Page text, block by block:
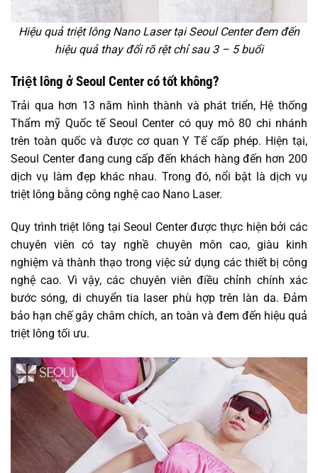
Hiệu quả triệt lông Nano Laser tại Seoul Center đem đến
hiệu quả thay đổi rõ rệt chỉ sau 3 – 5 buổi
Triệt lông ở Seoul Center có tốt không?
Trải qua hơn 13 năm hình thành và phát triển, Hệ thống
Thẩm mỹ Quốc tế Seoul Center có quy mô 80 chi nhánh
trên toàn quốc và được cơ quan Y Tế cấp phép. Hiện tại,
Seoul Center đang cung cấp đến khách hàng đến hơn 200
dịch vụ làm đẹp khác nhau. Trong đó, nổi bật là dịch vụ
triệt lông bằng công nghệ cao Nano Laser.
Quy trình triệt lông tại Seoul Center được thực hiện bởi các
chuyên viên có tay nghề chuyên môn cao, giàu kinh
nghiệm và thành thạo trong việc sử dụng các thiết bị công
nghệ cao. Vì vậy, các chuyên viên điều chỉnh chính xác
bước sóng, di chuyển tia laser phù hợp trên làn da. Đảm
bảo hạn chế gây châm chích, an toàn và đem đến hiệu quả
triệt lông tối ưu.